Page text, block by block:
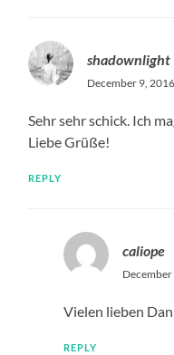
shadownlight
December 9,
Sehr sehr schick. Ich
Liebe Grüße!
REPLY
caliope
Vielen lieben
REPLY